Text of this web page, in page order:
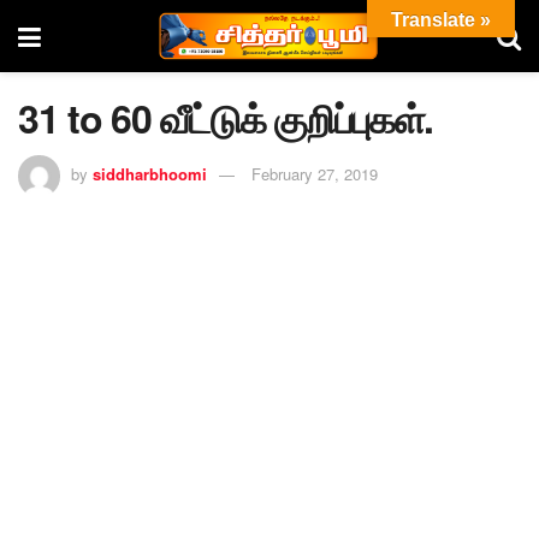
31 to 60 வீட்டுக் குறிப்புகள்.
by siddharbhoomi February 27, 2019
Translate »